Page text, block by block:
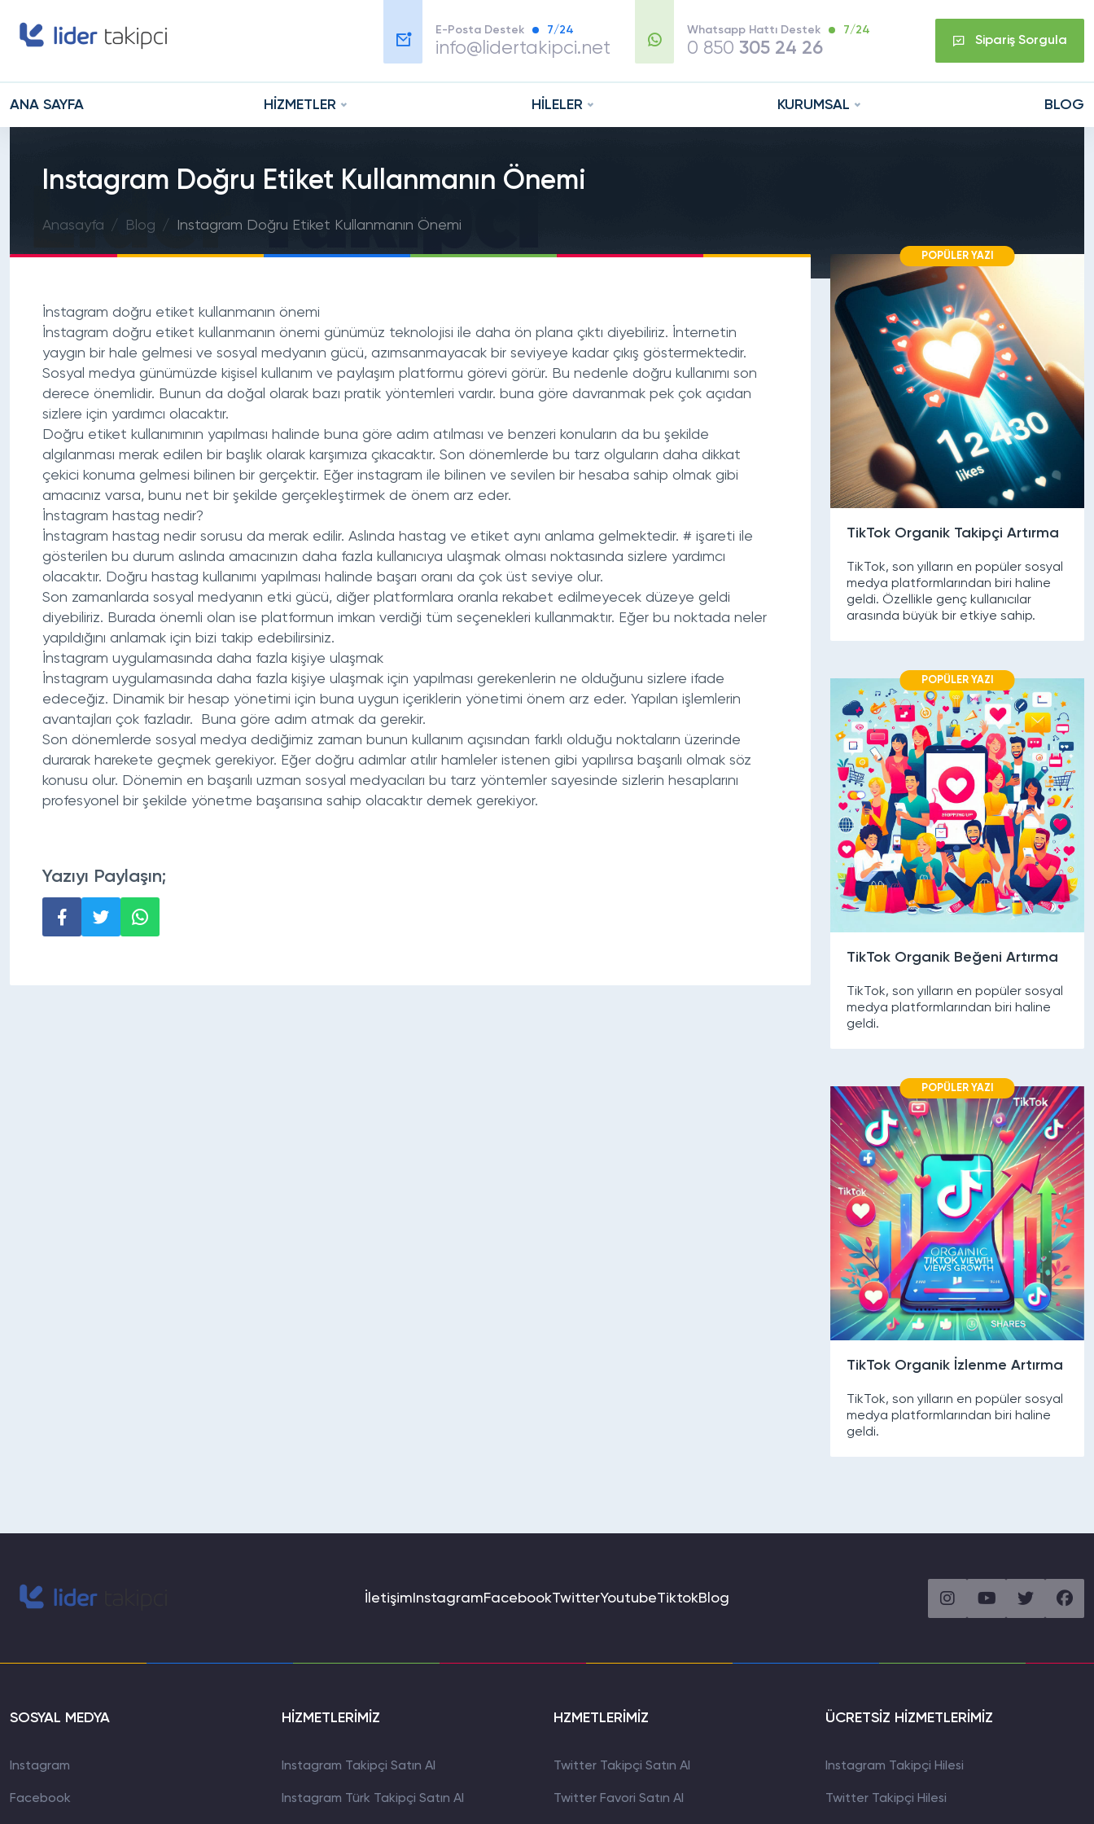
E-Posta Destek 7/24
info@lidertakipci.net
Whatsapp Hattı Destek 7/24
0 850 305 24 26 Sipariş Sorgula
ANA SAYFA HİZMETLER HİLELER KURUMSAL BLOG
Instagram Doğru Etiket Kullanmanın Önemi
Anasayfa Blog Instagram Doğru Etiket Kullanmanın Önemi
İnstagram doğru etiket kullanmanın önemi
İnstagram doğru etiket kullanmanın önemi günümüz teknolojisi ile daha ön plana çıktı diyebiliriz. İnternetin
yaygın bir hale gelmesi ve sosyal medyanın gücü, azımsanmayacak bir seviyeye kadar çıkış göstermektedir.
Sosyal medya günümüzde kişisel kullanım ve paylaşım platformu görevi görür. Bu nedenle doğru kullanımı son
derece önemlidir. Bunun da doğal olarak bazı pratik yöntemleri vardır. buna göre davranmak pek çok açıdan
sizlere için yardımcı olacaktır.
Doğru etiket kullanımının yapılması halinde buna göre adım atılması ve benzeri konuların da bu şekilde
algılanması merak edilen bir başlık olarak karşımıza çıkacaktır. Son dönemlerde bu tarz olguların daha dikkat
çekici konuma gelmesi bilinen bir gerçektir. Eğer instagram ile bilinen ve sevilen bir hesaba sahip olmak gibi
amacınız varsa, bunu net bir şekilde gerçekleştirmek de önem arz eder.
İnstagram hastag nedir?
İnstagram hastag nedir sorusu da merak edilir. Aslında hastag ve etiket aynı anlama gelmektedir. # işareti ile
gösterilen bu durum aslında amacınızın daha fazla kullanıcıya ulaşmak olması noktasında sizlere yardımcı
olacaktır. Doğru hastag kullanımı yapılması halinde başarı oranı da çok üst seviye olur.
Son zamanlarda sosyal medyanın etki gücü, diğer platformlara oranla rekabet edilmeyecek düzeye geldi
diyebiliriz. Burada önemli olan ise platformun imkan verdiği tüm seçenekleri kullanmaktır. Eğer bu noktada neler
yapıldığını anlamak için bizi takip edebilirsiniz.
İnstagram uygulamasında daha fazla kişiye ulaşmak
İnstagram uygulamasında daha fazla kişiye ulaşmak için yapılması gerekenlerin ne olduğunu sizlere ifade
edeceğiz. Dinamik bir hesap yönetimi için buna uygun içeriklerin yönetimi önem arz eder. Yapılan işlemlerin
avantajları çok fazladır. Buna göre adım atmak da gerekir.
Son dönemlerde sosyal medya dediğimiz zaman bunun kullanım açısından farklı olduğu noktaların üzerinde
durarak harekete geçmek gerekiyor. Eğer doğru adımlar atılır hamleler istenen gibi yapılırsa başarılı olmak söz
konusu olur. Dönemin en başarılı uzman sosyal medyacıları bu tarz yöntemler sayesinde sizlerin hesaplarını
profesyonel bir şekilde yönetme başarısına sahip olacaktır demek gerekiyor.
Yazıyı Paylaşın;
POPÜLER YAZI
TikTok Organik Takipçi Artırma
TikTok, son yılların en popüler sosyal
medya platformlarından biri haline
geldi. Özellikle genç kullanıcılar
arasında büyük bir etkiye sahip.
POPÜLER YAZI
TikTok Organik Beğeni Artırma
TikTok, son yılların en popüler sosyal
medya platformlarından biri haline
geldi.
POPÜLER YAZI
TikTok Organik İzlenme Artırma
TikTok, son yılların en popüler sosyal
medya platformlarından biri haline
geldi.
İletişim InstagramFacebookTwitterYoutubeTiktokBlog
SOSYAL MEDYA
Instagram
Facebook
HİZMETLERİMİZ
Instagram Takipçi Satın Al
Instagram Türk Takipçi Satın Al
HZMETLERİMİZ
Twitter Takipçi Satın Al
Twitter Favori Satın Al
ÜCRETSİZ HİZMETLERİMİZ
Instagram Takipçi Hilesi
Twitter Takipçi Hilesi